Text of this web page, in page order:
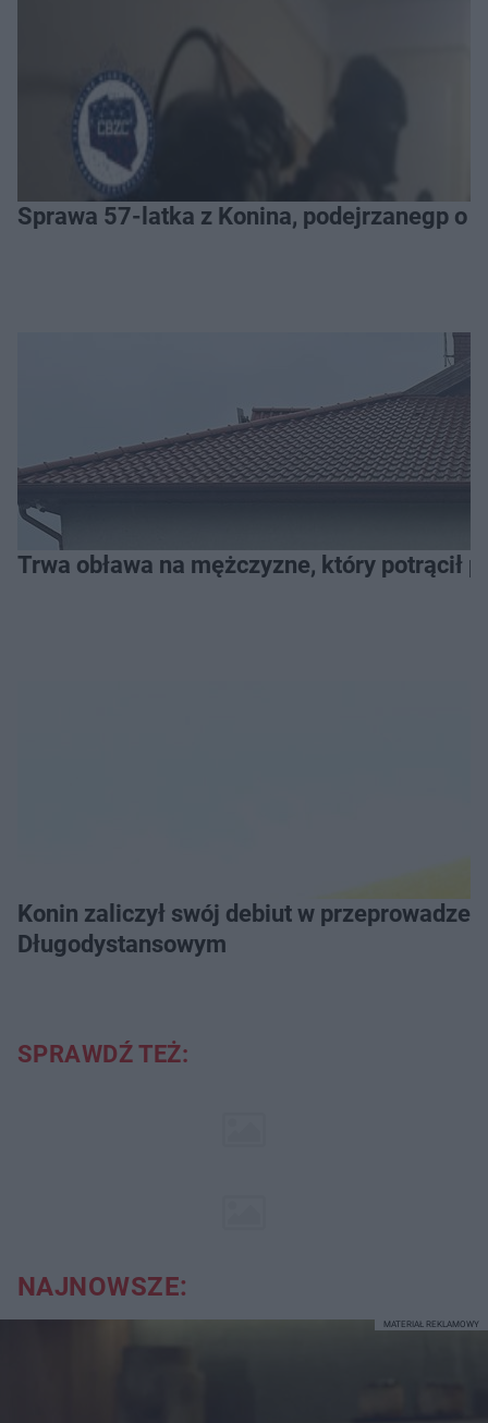
Sprawa 57-latka z Konina, podejrzanegp o
Trwa obława na mężczyzne, który potrącił
Konin zaliczył swój debiut w przeprowadzeniu Grand Prix Wielkopolski w Pływaniu
Długodystansowym
SPRAWDŹ TEŻ:
NAJNOWSZE:
MATERIAŁ REKLAMOWY